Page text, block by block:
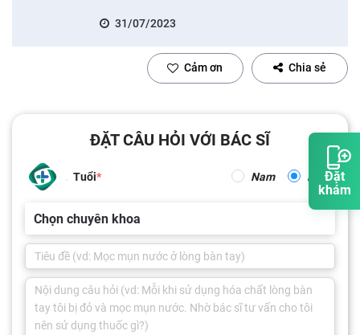
Đặt
khám
31/07/2023
Cảm ơn Chia sẻ
ĐẶT CÂU HỎI VỚI BÁC SĨ
Tuổi Nam Nữ
Chọn chuyên khoa